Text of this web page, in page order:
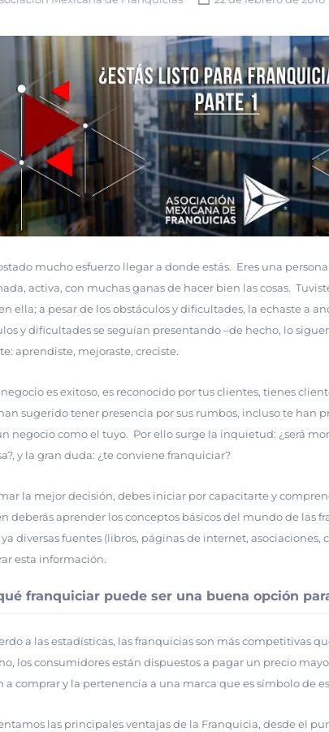
mucho esfuerzo llegar a donde estás. Eres una
activa, con muchas ganas de hacer bien las cosas.
ella; a pesar de los obstáculos y dificultades, la echaste a
y dificultades se seguían presentando –de hecho, lo
aprendiste, mejoraste, creciste.
es exitoso, es reconocido por tus clientes, tienes
sugerido tener presencia por sus rumbos, incluso te han
negocio como el tuyo. Por ello surge la inquietud: ¿será
y la gran duda: ¿te conviene franquiciar?
la mejor decisión, debes iniciar por capacitarte y
deberás aprender los conceptos básicos del mundo de las
diversas fuentes (libros, páginas de internet, asociaciones,
esta información.
franquiciar puede ser una buena opción
a las estadísticas, las franquicias son más competitivas
los consumidores están dispuestos a pagar un precio
a comprar y la pertenencia a una marca que es símbolo de
las principales ventajas de la Franquicia, desde el